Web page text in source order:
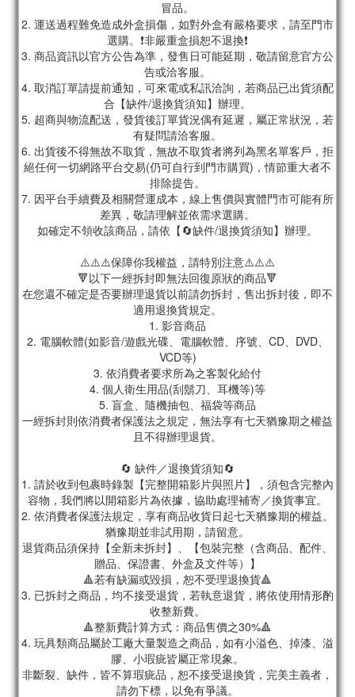
冒品。
2. 運送過程難免造成外盒損傷，如對外盒有嚴格要求，請至門市
選購。❗非嚴重盒損恕不退換❗
3. 商品資訊以官方公告為準，發售日可能延期，敬請留意官方公
告或洽客服。
4. 取消訂單請提前通知，可來電或私訊洽詢，若商品已出貨須配
合【缺件/退換貨須知】辦理。
5. 超商與物流配送，發貨後訂單貨況偶有延遲，屬正常狀況，若
有疑問請洽客服。
6. 出貨後不得無故不取貨，無故不取貨者將列為黑名單客戶，拒
絕任何一切網路平台交易(仍可自行到門市購買)，情節重大者不
排除提告。
7. 因平台手續費及相關營運成本，線上售價與實體門市可能有所
差異，敬請理解並依需求選購。
如確定不領收該商品，請依【🔄缺件/退換貨須知】辦理。
⚠️⚠️⚠️保障你我權益，請特別注意⚠️⚠️⚠️
🔻以下一經拆封即無法回復原狀的商品🔻
在您還不確定是否要辦理退貨以前請勿拆封，售出拆封後，即不
適用退換貨規定。
1. 影音商品
2. 電腦軟體(如影音/遊戲光碟、電腦軟體、序號、CD、DVD、
VCD等)
3. 依消費者要求所為之客製化給付
4. 個人衛生用品(刮鬍刀、耳機等)等
5. 盲盒、隨機抽包、福袋等商品
一經拆封則依消費者保護法之規定，無法享有七天猶豫期之權益
且不得辦理退貨。
🔄 缺件／退換貨須知🔄
1. 請於收到包裹時錄製【完整開箱影片與照片】，須包含完整內
容物，我們將以開箱影片為依據，協助處理補寄／換貨事宜。
2. 依消費者保護法規定，享有商品收貨日起七天猶豫期的權益。
猶豫期並非試用期，請留意。
退貨商品須保持【全新未拆封】、【包裝完整（含商品、配件、
贈品、保證書、外盒及文件等）】
🔺若有缺漏或毀損，恕不受理退換貨🔺
3. 已拆封之商品，均不接受退貨，若執意退貨，將依使用情形酌
收整新費。
🔺整新費計算方式：商品售價之30%🔺
4. 玩具類商品屬於工廠大量製造之商品，如有小溢色、掉漆、溢
膠、小瑕疵皆屬正常現象。
非斷裂、缺件，皆不算瑕疵品，恕不接受退換貨，完美主義者，
請勿下標，以免有爭議。